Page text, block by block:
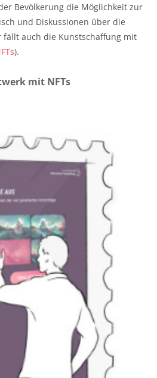
Bevölkerung die Möglichkeit zur
und Diskussionen über die
auch die Kunstschaffung mit
).
mit NFTs